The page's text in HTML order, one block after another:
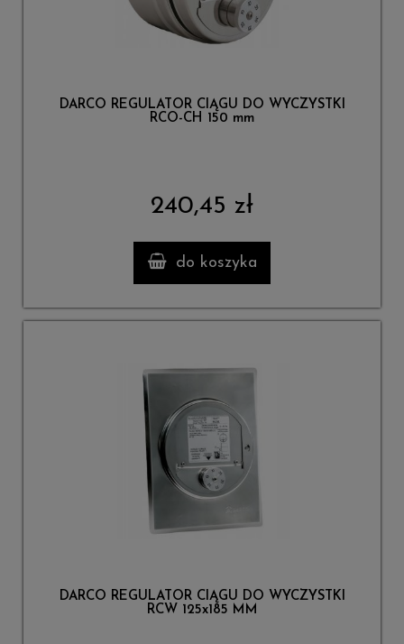
DARCO REGULATOR CIĄGU DO WYCZYSTKI
RCO-CH 150 mm
240,45 zł
do koszyka
DARCO REGULATOR CIĄGU DO WYCZYSTKI
RCW 125x185 MM